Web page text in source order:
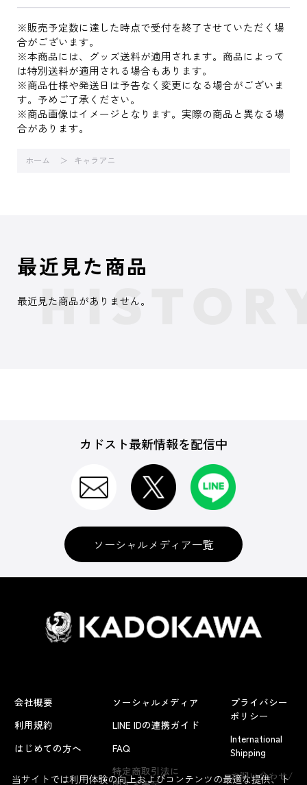
※販売予定数に達した時点で受付を終了させていただく場
合がございます。
※本商品には、グッズ送料が適用されます。商品によって
は特別送料が適用される場合もあります。
※商品仕様や発送日は予告なく変更になる場合がございま
す。予めご了承ください。
※商品画像はイメージとなります。実際の商品と異なる場
合があります。
ホーム キャラアニ
よくあるお問い合わせ
最近見た商品
最近見た商品がありません。
カドスト最新情報を配信中
ソーシャルメディア一覧
会社概要
利用規約
はじめての方へ
ソーシャルメディア
LINE IDの連携ガイド
FAQ
特定商取引法に
プライバシー
ポリシー
International
Shipping
お問い合わせ/
当サイトでは利用体験の向上およびコンテンツの最適な提供、ト